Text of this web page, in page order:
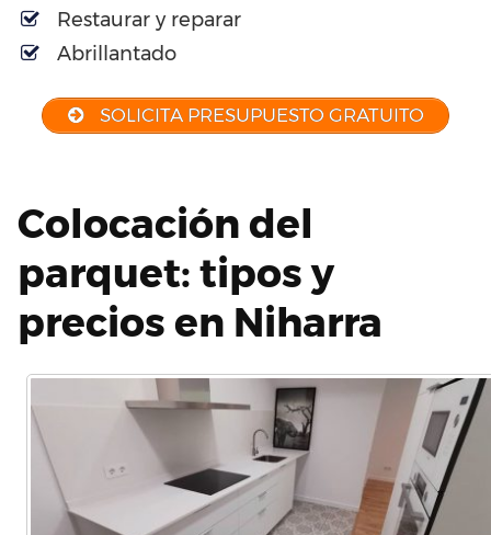
Restaurar y reparar
Abrillantado
SOLICITA PRESUPUESTO GRATUITO
Colocación del
parquet: tipos y
precios en Niharra